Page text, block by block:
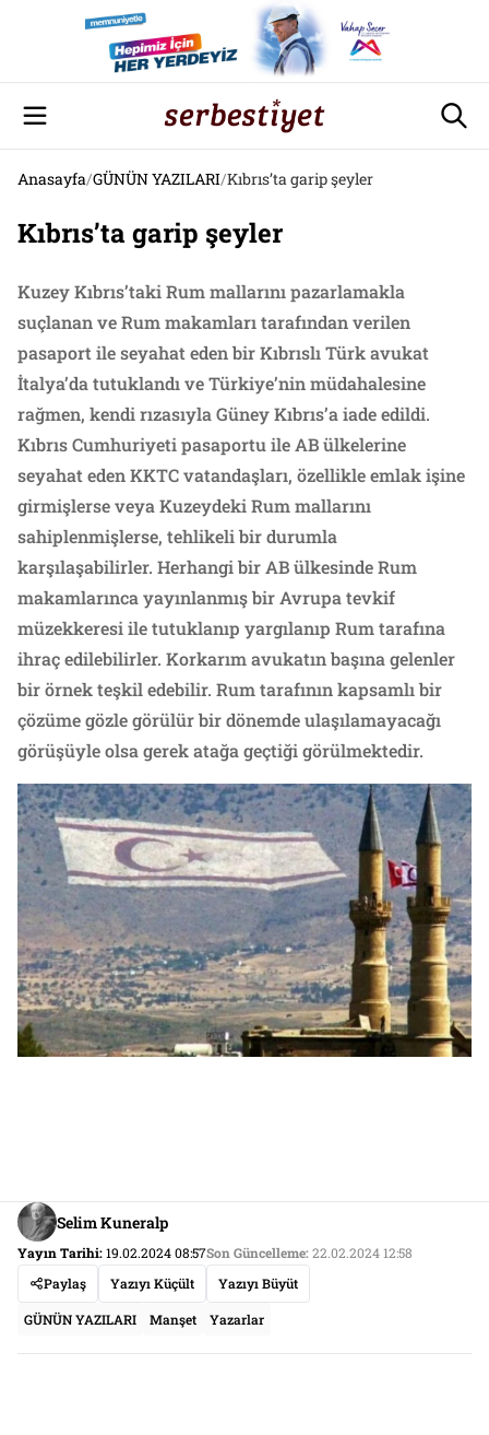
Anasayfa/GÜNÜN YAZILARI/Kıbrıs’ta garip şeyler
Kıbrıs’ta garip şeyler
Kuzey Kıbrıs’taki Rum mallarını pazarlamakla
suçlanan ve Rum makamları tarafından verilen
pasaport ile seyahat eden bir Kıbrıslı Türk avukat
İtalya’da tutuklandı ve Türkiye’nin müdahalesine
rağmen, kendi rızasıyla Güney Kıbrıs’a iade edildi.
Kıbrıs Cumhuriyeti pasaportu ile AB ülkelerine
seyahat eden KKTC vatandaşları, özellikle emlak işine
girmişlerse veya Kuzeydeki Rum mallarını
sahiplenmişlerse, tehlikeli bir durumla
karşılaşabilirler. Herhangi bir AB ülkesinde Rum
makamlarınca yayınlanmış bir Avrupa tevkif
müzekkeresi ile tutuklanıp yargılanıp Rum tarafına
ihraç edilebilirler. Korkarım avukatın başına gelenler
bir örnek teşkil edebilir. Rum tarafının kapsamlı bir
çözüme gözle görülür bir dönemde ulaşılamayacağı
görüşüyle olsa gerek atağa geçtiği görülmektedir.
Selim Kuneralp
Yayın Tarihi:19.02.2024 08:57Son Güncelleme:22.02.2024 12:58
Paylaş
Yazıyı Küçült Yazıyı Büyüt
GÜNÜN YAZILARI Manşet Yazarlar